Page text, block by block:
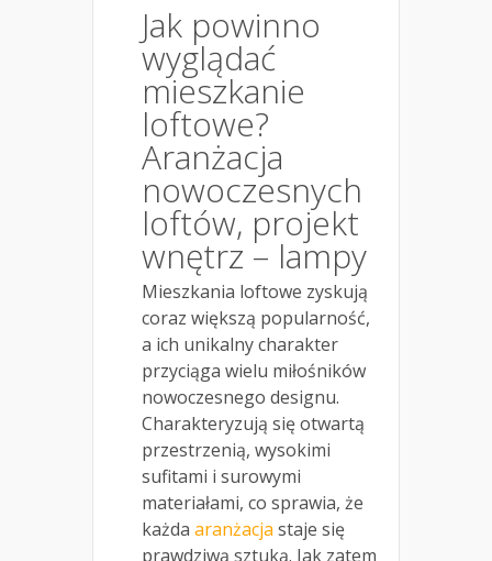
Jak powinno
wyglądać
mieszkanie
loftowe?
Aranżacja
nowoczesnych
loftów, projekt
wnętrz – lampy
Mieszkania loftowe zyskują
coraz większą popularność,
a ich unikalny charakter
przyciąga wielu miłośników
nowoczesnego designu.
Charakteryzują się otwartą
przestrzenią, wysokimi
sufitami i surowymi
materiałami, co sprawia, że
każda aranżacja staje się
prawdziwą sztuką. Jak zatem